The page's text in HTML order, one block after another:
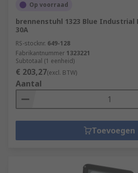
Op voorraad
brennenstuhl 1323 Blue Industrial
30A
RS-stocknr. 649-128
Fabrikantnummer 1323221
Subtotaal (1 eenheid)
€ 203,27(excl. BTW)
Aantal
Toevoegen